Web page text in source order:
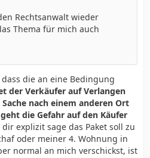
Rechtsanwalt wieder
Thema für mich auch
die an eine Bedingung
der Verkäufer auf Verlangen
nach einem anderen Ort
die Gefahr auf den Käufer
explizit sage das Paket soll zu
oder meiner 4. Wohnung in
normal an mich verschickst, ist